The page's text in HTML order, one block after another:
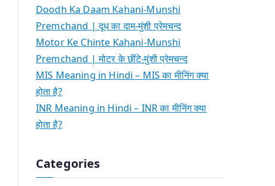
Doodh Ka Daam Kahani-Munshi
Premchand | दूध का दाम-मुंशी प्रेमचन्द
Motor Ke Chinte Kahani-Munshi
Premchand | मोटर के छींटे-मुंशी प्रेमचन्द
MIS Meaning in Hindi – MIS का मीनिंग क्या
होता है?
INR Meaning in Hindi – INR का मीनिंग क्या
होता है?
Categories